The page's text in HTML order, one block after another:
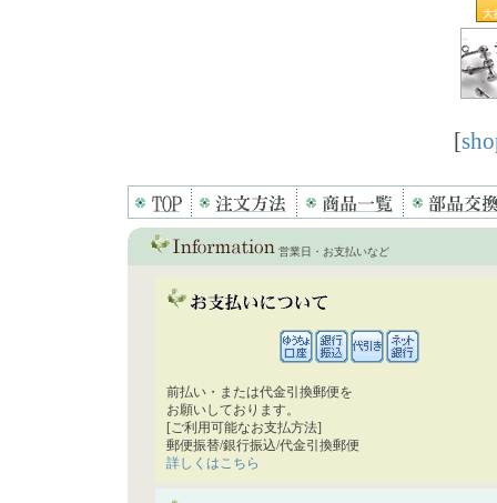
[
営業日・お支払いなど
前払い・または代金引換郵便を
お願いしております。
[ご利用可能なお支払方法]
郵便振替/銀行振込/代金引換郵便
詳しくはこちら